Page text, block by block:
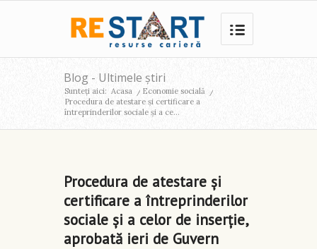
Blog - Ultimele știri
Sunteți aici: Acasa / Economie socială /
Procedura de atestare și certificare a
întreprinderilor sociale și a ce...
Procedura de atestare și
certificare a întreprinderilor
sociale și a celor de inserție,
aprobată ieri de Guvern